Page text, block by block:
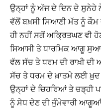
ਉਨ੍ਹਾਂ ਨੂੰ ਅੱਜ ਦੇ ਦਿਨ ਦੇ ਸੁਨੇਹੇ
ਵੱਲੋਂ ਬਖ਼ਸੀ ਸਿਆਣੀ ਮੱਤ ਨੂੰ
ਹੀ ਨਹੀਂ ਸਗੋਂ ਅਕ੍ਰਿਤਘਣ ਵੀ
ਸਿਆਸੀ ਤੇ ਧਾਰਮਿਕ ਆਗੂ
ਵੱਲ ਸੱਚ ਤੇ ਧਰਮ ਦੀ ਰਾਖ਼ੀ ਦੀ
ਸੱਚ ਤੇ ਧਰਮ ਦੇ ਖ਼ਾਤਮੇ ਲਈ ਖ਼ੁਦ
ਉਨ੍ਹਾਂ ਦੇ ਚਿਹਰਿਆਂ ਤੇ ਚੜ੍ਹੀ
ਨੂੰ ਸੇਧ ਦੇਣ ਦੀ ਜੁੰਮੇਵਾਰੀ ਆਗੂਆਂ